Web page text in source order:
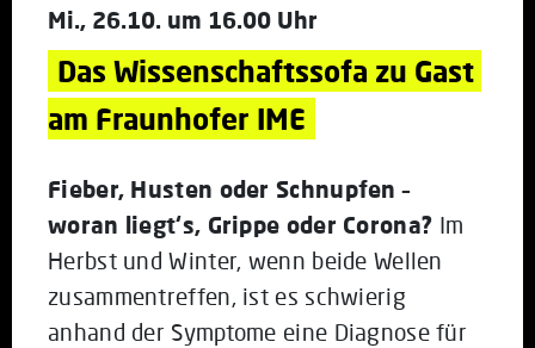
Mi., 26.10. um 16.00 Uhr
Das Wissenschaftssofa zu Gast
am Fraunhofer IME
Fieber, Husten oder Schnupfen –
woran liegt‘s, Grippe oder Corona? Im
Herbst und Winter, wenn beide Wellen
zusammentreffen, ist es schwierig
anhand der Symptome eine Diagnose für